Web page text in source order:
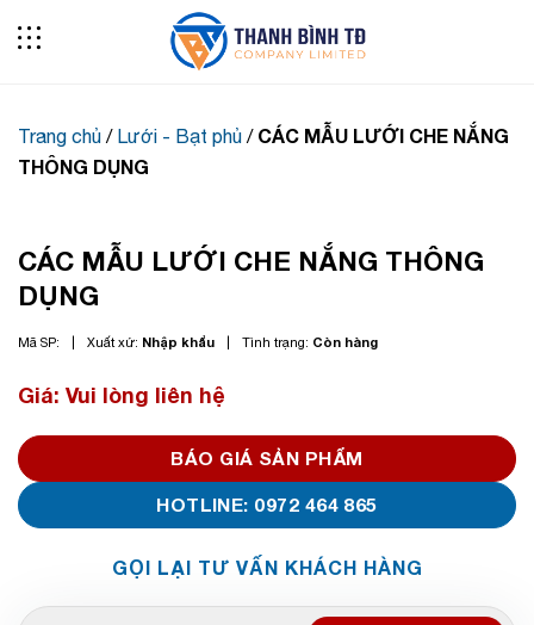
Trang chủ / Lưới - Bạt phủ / CÁC MẪU LƯỚI CHE NẮNG
THÔNG DỤNG
CÁC MẪU LƯỚI CHE NẮNG THÔNG
DỤNG
Mã SP: Xuất xứ: Nhập khẩu Tình trạng: Còn hàng
Giá: Vui lòng liên hệ
BÁO GIÁ SẢN PHẨM
HOTLINE: 0972 464 865
GỌI LẠI TƯ VẤN KHÁCH HÀNG